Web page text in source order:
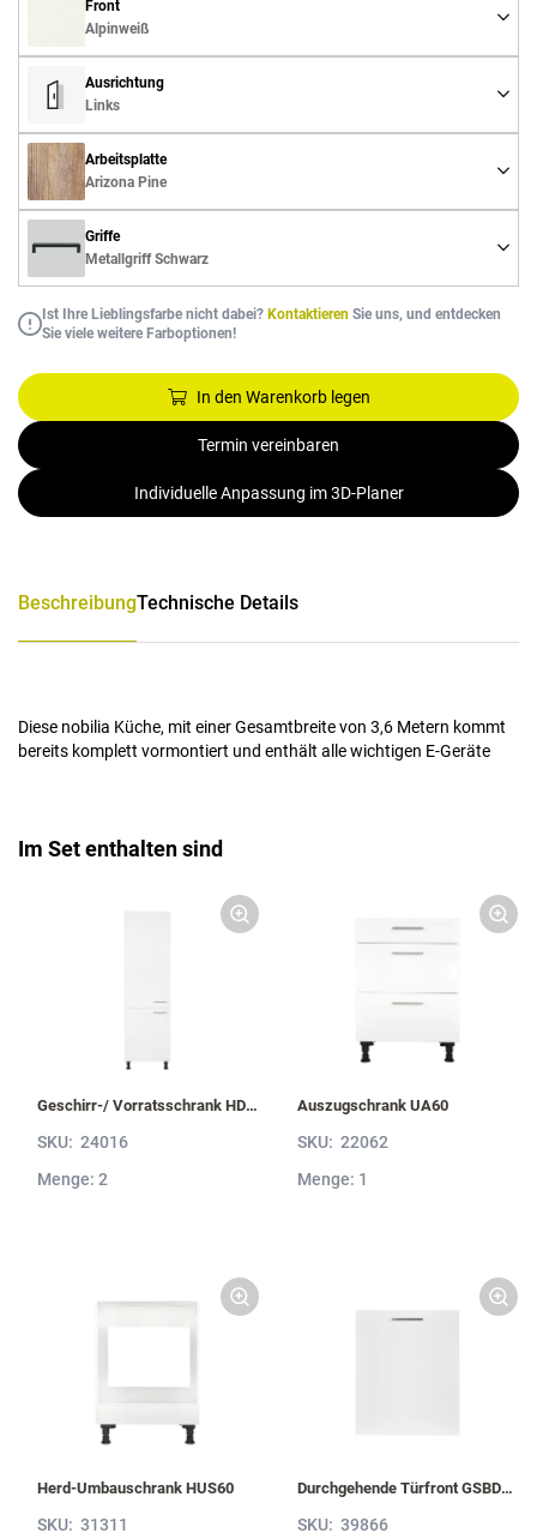
Front
Alpinweiß
Ausrichtung
Links
Arbeitsplatte
Arizona Pine
Griffe
Metallgriff Schwarz
Ist Ihre Lieblingsfarbe nicht dabei? Kontaktieren Sie uns, und entdecken
Sie viele weitere Farboptionen!
In den Warenkorb legen
Termin vereinbaren
Individuelle Anpassung im 3D-Planer
BeschreibungTechnische Details
Diese nobilia Küche, mit einer Gesamtbreite von 3,6 Metern kommt
bereits komplett vormontiert und enthält alle wichtigen E-Geräte
Im Set enthalten sind
Geschirr-/ Vorratsschrank HDV60-1
SKU: 24016
Menge: 2
Auszugschrank UA60
SKU: 22062
Menge: 1
Herd-Umbauschrank HUS60
SKU: 31311
Durchgehende Türfront GSBD60-I
SKU: 39866